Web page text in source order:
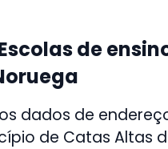
de
dados de
de Catas Altas